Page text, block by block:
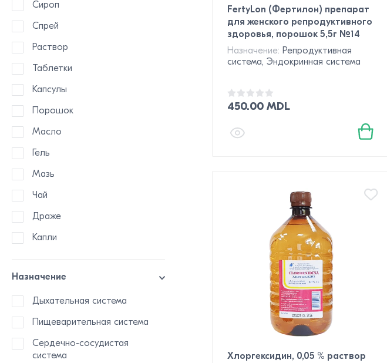
Сироп
Спрей
Раствор
Таблетки
Капсулы
Порошок
Масло
Гель
Мазь
Чай
Драже
Капли
Назначение
Дыхательная система
Пищеварительная система
Сердечно-сосудистая
система
FertyLon (Фертилон) препарат
для женского репродуктивного
здоровья, порошок 5,5г №14
Назначение: Репродуктивная
система, Эндокринная система
450.00 MDL
Хлоргексидин, 0,05 % раствор